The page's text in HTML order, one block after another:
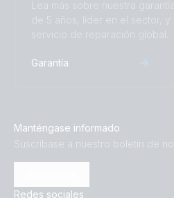
Lea más sobre nuestra
de 5 años, líder en el sector, y
servicio de reparación global.
Garantía
Manténgase informado
Suscríbase a nuestro boletín de
Redes sociales